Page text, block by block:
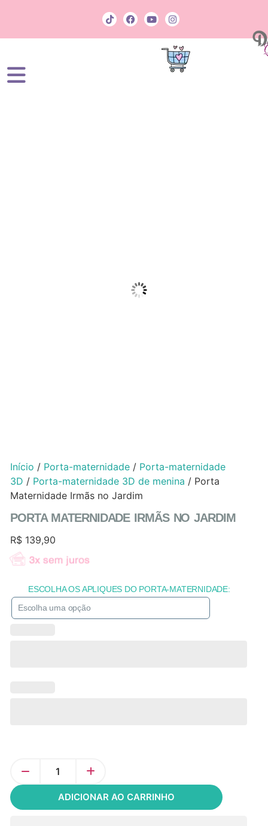
Início / Porta-maternidade / Porta-maternidade
3D / Porta-maternidade 3D de menina / Porta
Maternidade Irmãs no Jardim
PORTA MATERNIDADE IRMÃS NO JARDIM
R$ 139,90
ESCOLHA OS APLIQUES DO PORTA-MATERNIDADE:
ADICIONAR AO CARRINHO